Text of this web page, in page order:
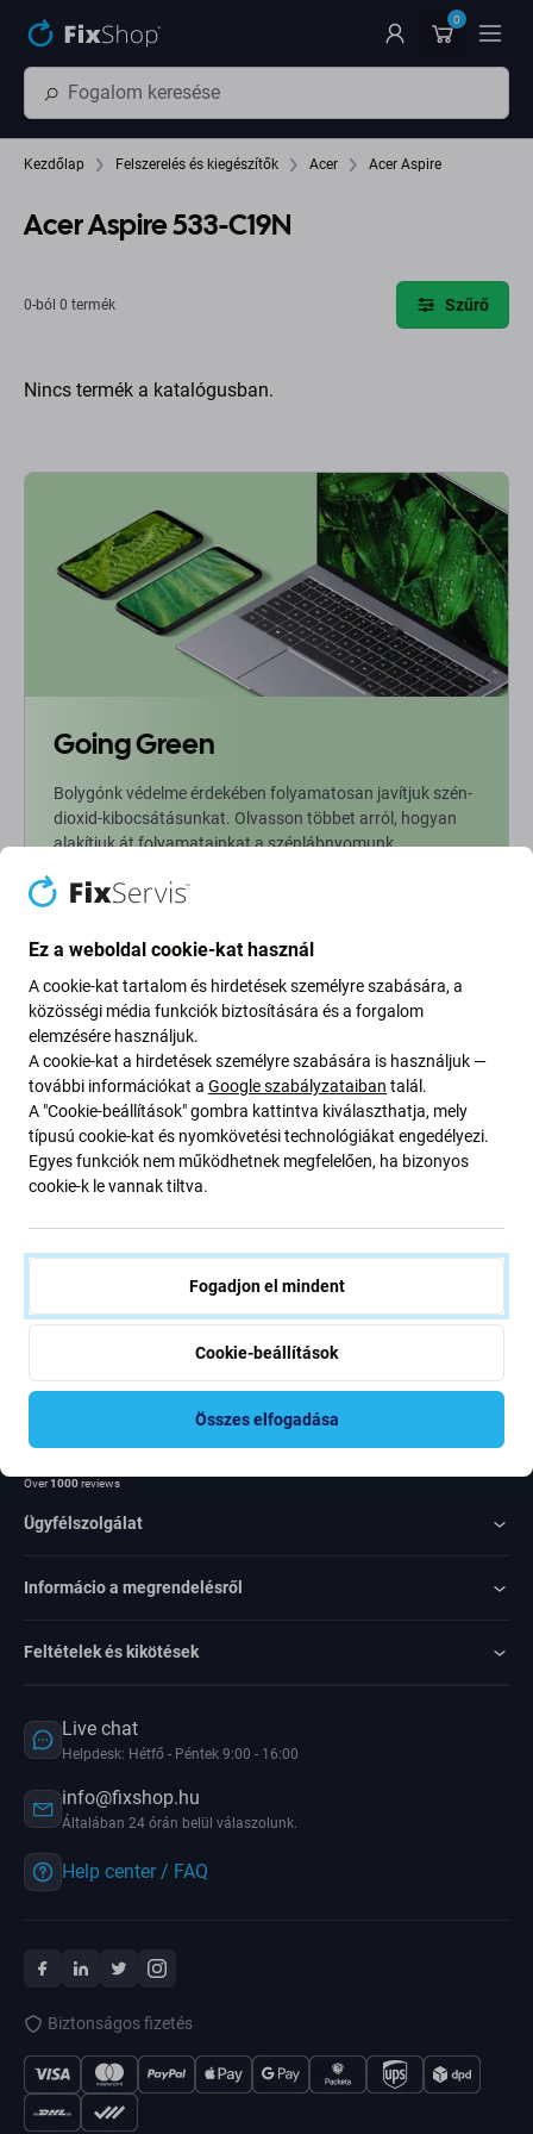
0
Kezdőlap Felszerelés és kiegészítők Acer Acer Aspire
Acer Aspire 533-C19N
0-ból 0 termék Szűrő
Nincs termék a katalógusban.
Going Green
Bolygónk védelme érdekében folyamatosan javítjuk szén-
dioxid-kibocsátásunkat. Olvasson többet arról, hogyan
alakítjuk át folyamatainkat a szénlábnyomunk
Newsletter Fix
Iratkozzon fel, hogy rendszeresen tájékoztatást kapjon az
ajánlatunkról szóló kedvezményekről és hírekről. Ugyanakkor
ennek az űrlapnak a benyújtásával megerősítem, hogy több mint
16 éves vagyok
Egyetértek azzal, hogy híreket kapjak
Over1000reviews
Ügyfélszolgálat
Informácio a megrendelésről
Feltételek és kikötések
Live chat
Helpdesk: Hétfő - Péntek 9:00 - 16:00
info@fixshop.hu
Általában 24 órán belül válaszolunk.
Help center / FAQ
Biztonságos fizetés
Ez a weboldal cookie-kat használ
A cookie-kat tartalom és hirdetések személyre szabására, a
közösségi média funkciók biztosítására és a forgalom
elemzésére használjuk.
A cookie-kat a hirdetések személyre szabására is használjuk —
további információkat a Google szabályzataiban talál.
A "Cookie-beállítások" gombra kattintva kiválaszthatja, mely
típusú cookie-kat és nyomkövetési technológiákat engedélyezi.
Egyes funkciók nem működhetnek megfelelően, ha bizonyos
cookie-k le vannak tiltva.
Fogadjon el mindent
Cookie-beállítások
Összes elfogadása